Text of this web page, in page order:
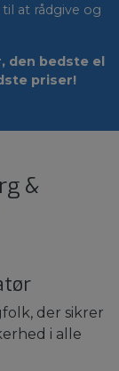
at rådgive og
den bedste el
priser!
&
der sikrer
i alle